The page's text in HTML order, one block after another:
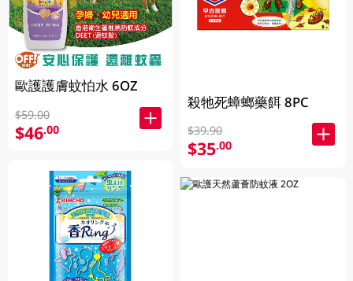
歐護護膚蚊怕水 6OZ
$59.00
$46.00
殺牠死蟑螂藥餌 8PC
$39.90
$35.00